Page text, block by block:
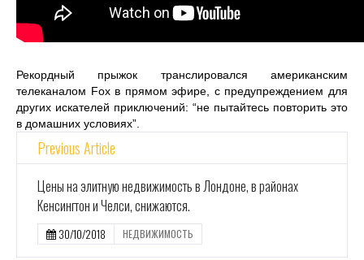
Рекордный прыжок транслировался американским
телеканалом Fox в прямом эфире, с предупреждением для
других искателей приключений: “не пытайтесь повторить это
в домашних условиях”.
Previous Article
Цены на элитную недвижимость в Лондоне, в районах
Кенсингтон и Челси, снижаются.
30/10/2018 НЕДВИЖИМОСТЬ